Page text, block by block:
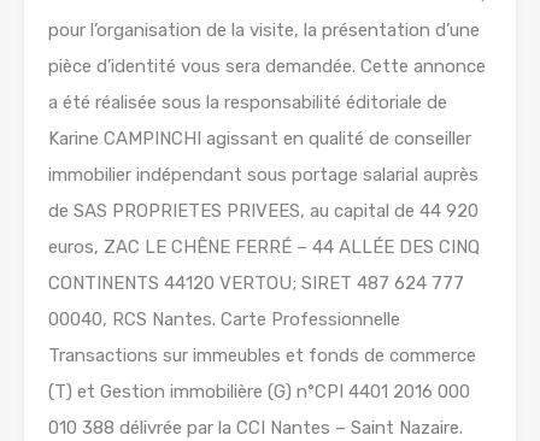
pour l’organisation de la visite, la présentation d’une
pièce d’identité vous sera demandée. Cette annonce
a été réalisée sous la responsabilité éditoriale de
Karine CAMPINCHI agissant en qualité de conseiller
immobilier indépendant sous portage salarial auprès
de SAS PROPRIETES PRIVEES, au capital de 44 920
euros, ZAC LE CHÊNE FERRÉ – 44 ALLÉE DES CINQ
CONTINENTS 44120 VERTOU; SIRET 487 624 777
00040, RCS Nantes. Carte Professionnelle
Transactions sur immeubles et fonds de commerce
(T) et Gestion immobilière (G) n°CPI 4401 2016 000
010 388 délivrée par la CCI Nantes – Saint Nazaire.